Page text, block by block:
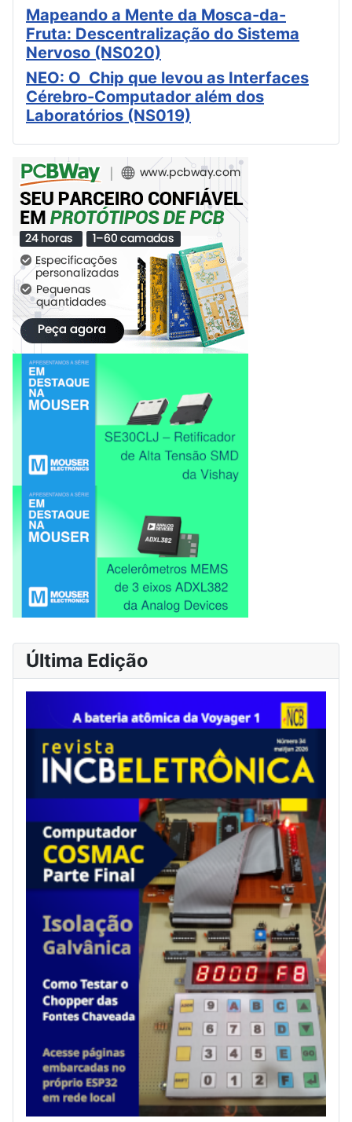
Mapeando a Mente da Mosca-da-
Fruta: Descentralização do Sistema
Nervoso (NS020)
NEO: O Chip que levou as Interfaces
Cérebro-Computador além dos
Laboratórios (NS019)
Última Edição